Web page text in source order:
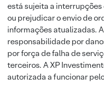
está sujeita a
ou prejudicar o envio de
informações atualizadas.
responsabilidade por
por força de falha de
terceiros. A XP
autorizada a funcionar